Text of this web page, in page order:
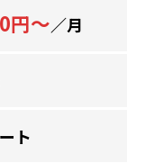
円～／月
ト